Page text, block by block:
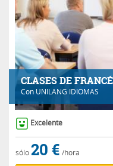
CLASES DE
Con UNILANG IDIOMAS
Excelente
sólo20 € /hora